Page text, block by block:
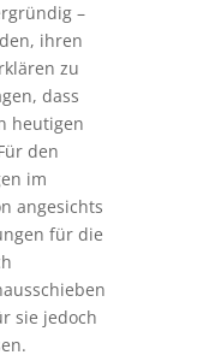
–
ihren
zu
dass
heutigen
den
im
angesichts
für die
sie jedoch